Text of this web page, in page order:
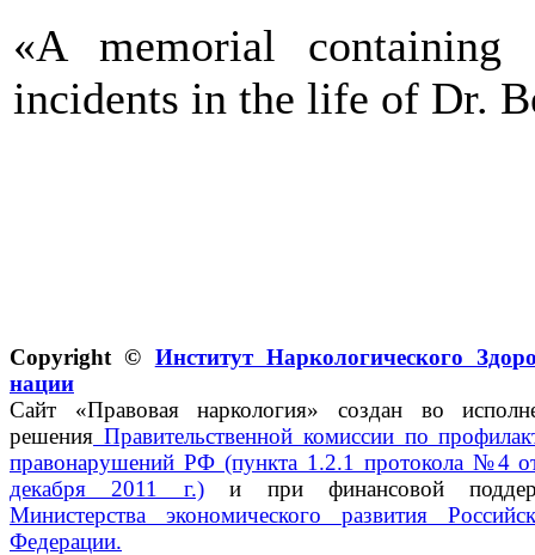
«A memorial
incidents in the life of Dr.
Copyright © Институт Наркологического
нации
Сайт «Правовая наркология» создан во
решения Правительственной комиссии по
правонарушений РФ (пункта 1.2.1 протокола №4
декабря 2011 г.)и при финансовой
Министерства экономического развития
Федерации.